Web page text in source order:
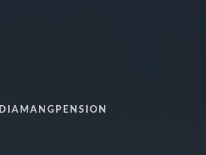
DIAMANGPENSION